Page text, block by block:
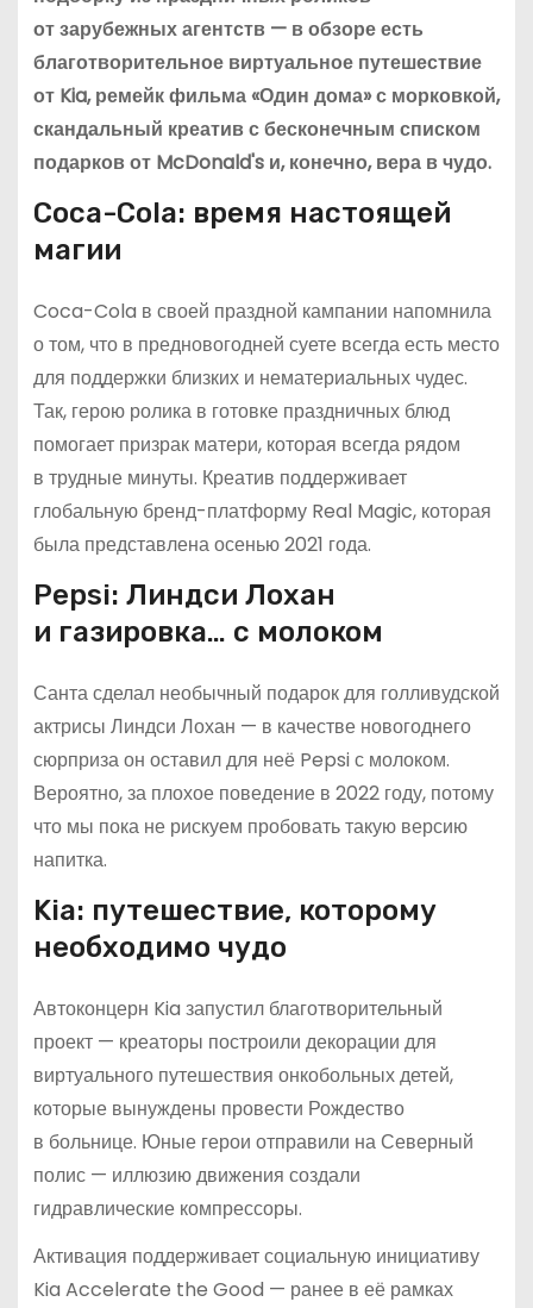
от зарубежных агентств — в обзоре есть
благотворительное виртуальное путешествие
от Kia, ремейк фильма «Один дома» с морковкой,
скандальный креатив с бесконечным списком
подарков от McDonald's и, конечно, вера в чудо.
Coca-Cola: время настоящей
магии
Coca-Cola в своей праздной кампании напомнила
о том, что в предновогодней суете всегда есть место
для поддержки близких и нематериальных чудес.
Так, герою ролика в готовке праздничных блюд
помогает призрак матери, которая всегда рядом
в трудные минуты. Креатив поддерживает
глобальную бренд-платформу Real Magic, которая
была представлена осенью 2021 года.
Pepsi: Линдси Лохан
и газировка… с молоком
Санта сделал необычный подарок для голливудской
актрисы Линдси Лохан — в качестве новогоднего
сюрприза он оставил для неё Pepsi с молоком.
Вероятно, за плохое поведение в 2022 году, потому
что мы пока не рискуем пробовать такую версию
напитка.
Kia: путешествие, которому
необходимо чудо
Автоконцерн Kia запустил благотворительный
проект — креаторы построили декорации для
виртуального путешествия онкобольных детей,
которые вынуждены провести Рождество
в больнице. Юные герои отправили на Северный
полис — иллюзию движения создали
гидравлические компрессоры.
Активация поддерживает социальную инициативу
Kia Accelerate the Good — ранее в её рамках